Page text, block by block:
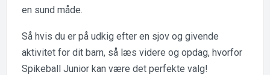
en sund måde.
Så hvis du er på udkig efter en sjov og givende
aktivitet for dit barn, så læs videre og opdag, hvorfor
Spikeball Junior kan være det perfekte valg!